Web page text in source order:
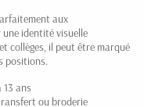
aux
identité visuelle
collèges, il peut être marqué
positions.
13 ans
ou broderie